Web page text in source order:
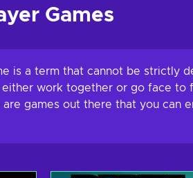
Games
is a term that cannot be strictly
either work together or go face
games out there that you can